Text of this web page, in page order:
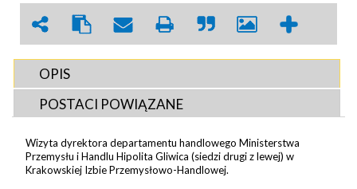
OPIS
POSTACI POWIĄZANE
Wizyta dyrektora departamentu handlowego Ministerstwa
Przemysłu i Handlu Hipolita Gliwica (siedzi drugi z lewej) w
Krakowskiej Izbie Przemysłowo-Handlowej.